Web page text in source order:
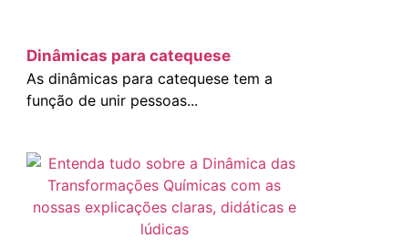
Dinâmicas para catequese
As dinâmicas para catequese tem a
função de unir pessoas...